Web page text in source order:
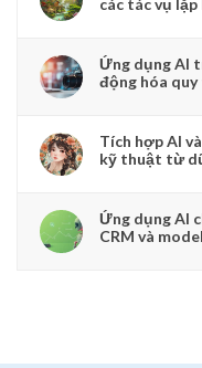
Ứng dụng AI
động hóa
Tích hợp AI
kỹ thuật từ
Ứng dụng AI
CRM và